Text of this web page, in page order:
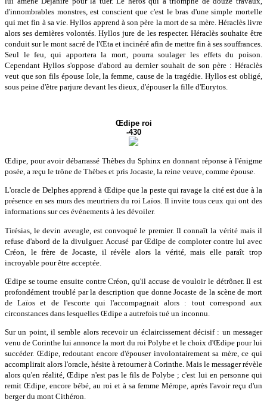
d'innombrables monstres, est conscient que c'est le bras d'une simple mortelle
qui met fin à sa vie. Hyllos apprend à son père la mort de sa mère. Héraclès livre
alors ses dernières volontés. Hyllos jure de les respecter. Héraclès souhaite être
conduit sur le mont sacré de l'Œta et incinéré afin de mettre fin à ses souffrances.
Seul le feu, qui apportera la mort, pourra soulager les effets du poison.
Cependant Hyllos s'oppose d'abord au dernier souhait de son père : Héraclès
veut que son fils épouse Iole, la femme, cause de la tragédie. Hyllos est obligé,
sous peine d'être parjure devant les dieux, d'épouser la fille d'Eurytos.
Œdipe roi
-430
Œdipe, pour avoir débarrassé Thèbes du Sphinx en donnant réponse à l'énigme
posée, a reçu le trône de Thèbes et pris Jocaste, la reine veuve, comme épouse.
L'oracle de Delphes apprend à Œdipe que la peste qui ravage la cité est due à la
présence en ses murs des meurtriers du roi Laïos. Il invite tous ceux qui ont des
informations sur ces événements à les dévoiler.
Tirésias, le devin aveugle, est convoqué le premier. Il connaît la vérité mais il
refuse d'abord de la divulguer. Accusé par Œdipe de comploter contre lui avec
Créon, le frère de Jocaste, il révèle alors la vérité, mais elle paraît trop
incroyable pour être acceptée.
Œdipe se tourne ensuite contre Créon, qu'il accuse de vouloir le détrôner. Il est
profondément troublé par la description que donne Jocaste de la scène de mort
de Laïos et de l'escorte qui l'accompagnait alors : tout correspond aux
circonstances dans lesquelles Œdipe a autrefois tué un inconnu.
Sur un point, il semble alors recevoir un éclaircissement décisif : un messager
venu de Corinthe lui annonce la mort du roi Polybe et le choix d'Œdipe pour lui
succéder. Œdipe, redoutant encore d'épouser involontairement sa mère, ce qui
accomplirait alors l'oracle, hésite à retourner à Corinthe. Mais le messager révèle
alors qu'en réalité, Œdipe n'est pas le fils de Polybe ; c'est lui en personne qui
remit Œdipe, encore bébé, au roi et à sa femme Mérope, après l'avoir reçu d'un
berger du mont Cithéron.